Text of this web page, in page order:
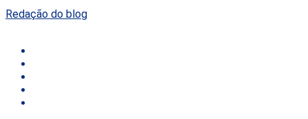
Redação do blog